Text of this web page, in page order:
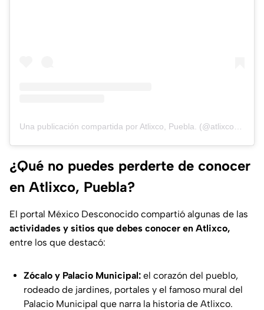
¿Qué no puedes perderte de conocer
en Atlixco, Puebla?
El portal México Desconocido compartió algunas de las
actividades y sitios que debes conocer en Atlixco,
entre los que destacó:
Zócalo y Palacio Municipal: el corazón del pueblo,
rodeado de jardines, portales y el famoso mural del
Palacio Municipal que narra la historia de Atlixco.